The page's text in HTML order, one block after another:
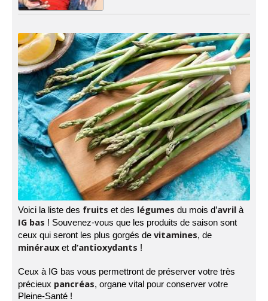
Voici la liste des fruits et des légumes du mois d’avril à
IG bas ! Souvenez-vous que les produits de saison sont
ceux qui seront les plus gorgés de vitamines, de
minéraux et d’antioxydants !
Ceux à IG bas vous permettront de préserver votre très
précieux pancréas, organe vital pour conserver votre
Pleine-Santé !